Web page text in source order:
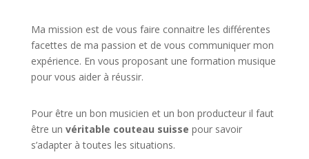
Ma mission est de vous faire connaitre les différentes
facettes de ma passion et de vous communiquer mon
expérience. En vous proposant une formation musique
pour vous aider à réussir.
Pour être un bon musicien et un bon producteur il faut
être un véritable couteau suisse pour savoir
s’adapter à toutes les situations.